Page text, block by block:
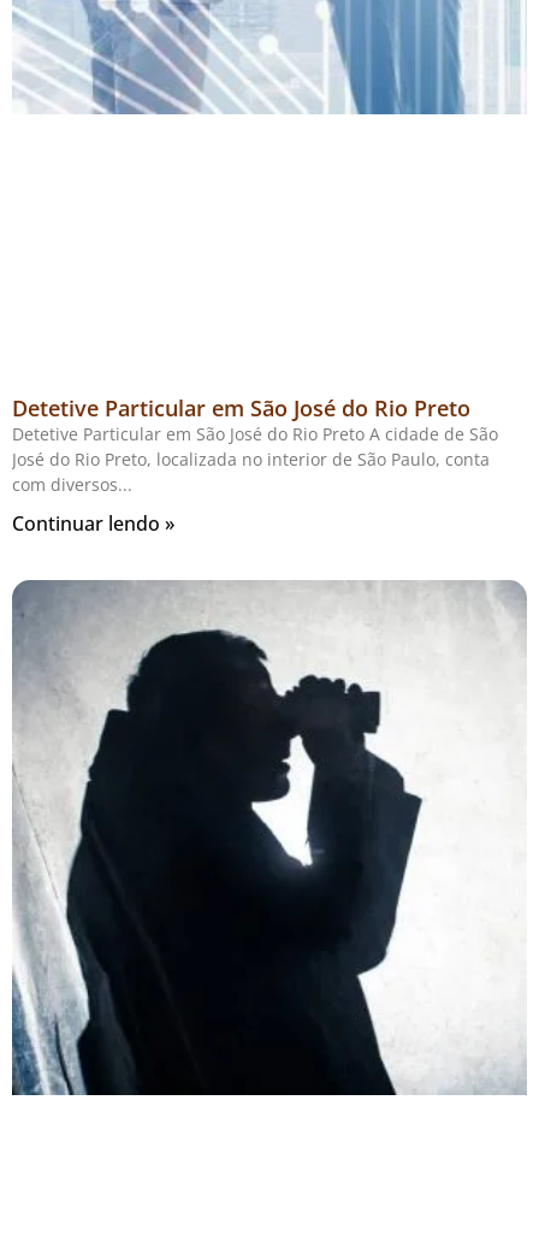
Detetive Particular em São José do Rio Preto
Detetive Particular em São José do Rio Preto A cidade de São
José do Rio Preto, localizada no interior de São Paulo, conta
com diversos
Continuar lendo »